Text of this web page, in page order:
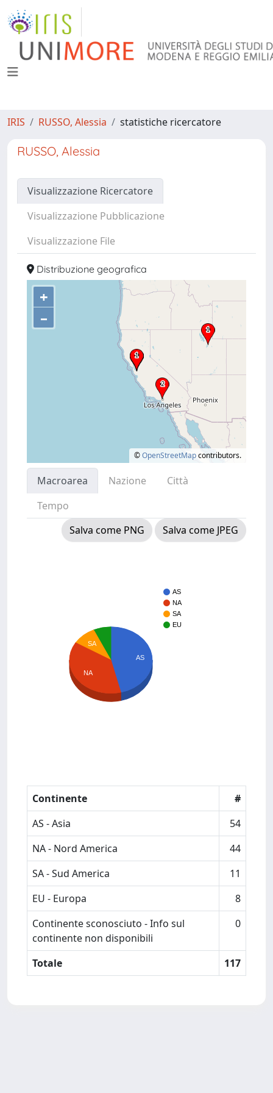
IRIS RUSSO, Alessia statistiche ricercatore
RUSSO, Alessia
Visualizzazione Ricercatore
Visualizzazione Pubblicazione
Visualizzazione File
Distribuzione geografica
+
–
©OpenStreetMapcontributors.
Macroarea Nazione
Città
Tempo
Salva come PNG
Salva come JPEG
AS
NA
SA
EU
AS
SA
NA
Continente
#
AS - Asia
54
NA - Nord America
44
SA - Sud America
11
EU - Europa
8
Continente sconosciuto - Info sul
continente non disponibili
0
Totale 117